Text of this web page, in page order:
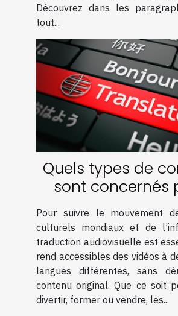
Découvrez dans les
tout...
Quels types de
sont concernés
traduction
Pour suivre le mouvement
culturels mondiaux et de
traduction audiovisuelle est
rend accessibles des vidéos à
langues différentes, sans
contenu original. Que ce soit
divertir, former ou vendre, les...